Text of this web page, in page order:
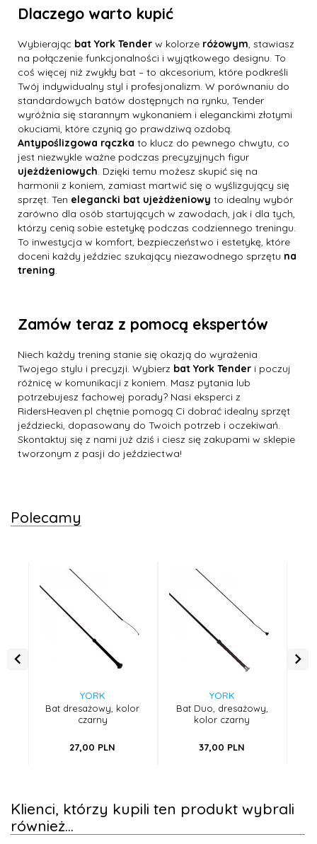
Dlaczego warto kupić
Wybierając bat York Tender w kolorze różowym, stawiasz
na połączenie funkcjonalności i wyjątkowego designu. To
coś więcej niż zwykły bat – to akcesorium, które podkreśli
Twój indywidualny styl i profesjonalizm. W porównaniu do
standardowych batów dostępnych na rynku, Tender
wyróżnia się starannym wykonaniem i eleganckimi złotymi
okuciami, które czynią go prawdziwą ozdobą.
Antypoślizgowa rączka to klucz do pewnego chwytu, co
jest niezwykle ważne podczas precyzyjnych figur
ujeżdżeniowych. Dzięki temu możesz skupić się na
harmonii z koniem, zamiast martwić się o wyślizgujący się
sprzęt. Ten elegancki bat ujeżdżeniowy to idealny wybór
zarówno dla osób startujących w zawodach, jak i dla tych,
którzy cenią sobie estetykę podczas codziennego treningu.
To inwestycja w komfort, bezpieczeństwo i estetykę, które
doceni każdy jeździec szukający niezawodnego sprzętu na
trening.
Zamów teraz z pomocą ekspertów
Niech każdy trening stanie się okazją do wyrażenia
Twojego stylu i precyzji. Wybierz bat York Tender i poczuj
różnicę w komunikacji z koniem. Masz pytania lub
potrzebujesz fachowej porady? Nasi eksperci z
RidersHeaven.pl chętnie pomogą Ci dobrać idealny sprzęt
jeździecki, dopasowany do Twoich potrzeb i oczekiwań.
Skontaktuj się z nami już dziś i ciesz się zakupami w sklepie
tworzonym z pasji do jeździectwa!
Polecamy
YORK
Bat dresażowy, kolor
czarny
27,00 PLN
YORK
Bat Duo, dresażowy,
kolor czarny
37,00 PLN
Klienci, którzy kupili ten produkt wybrali
również...